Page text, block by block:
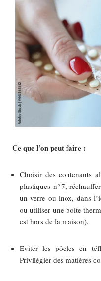
Ce que l’on peut faire :
Choisir des contenants
plastiques n° 7,
un verre ou inox, dans
ou utiliser une boite
est hors de la maison).
Eviter les pôeles en
Privilégier des matières